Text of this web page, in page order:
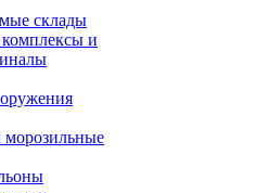
склады
и